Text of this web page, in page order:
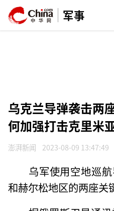
军事
乌克兰导弹袭击两
何加强打击克里米
澎湃新闻 2023-08-09 13:47:49
乌军使用空地巡
和赫尔松地区的两座关